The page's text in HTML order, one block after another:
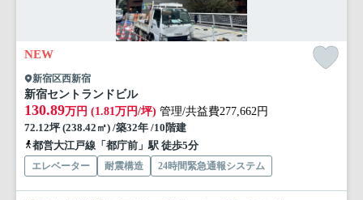
NEW
新宿区西新宿
新宿セントランドビル
130.89万円 (1.81万円/坪) 管理/共益費277,662円
72.12坪 (238.42㎡) /築32年 /10階建
都営大江戸線「都庁前」駅 徒歩5分
エレベーター 耐震構造 24時間緊急通報システム